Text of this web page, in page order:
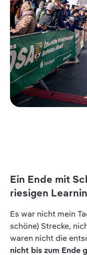
Ein Ende mit
riesigen
Es war nicht mein
schöne) Strecke,
waren nicht die
nicht bis zum Ende